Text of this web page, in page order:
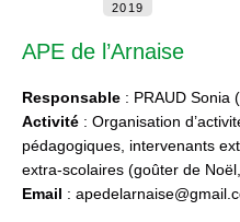
2019
APE de l’Arnaise
Responsable : PRAUD Sonia
Activité : Organisation
pédagogiques, intervenants
extra-scolaires (goûter de
Email :